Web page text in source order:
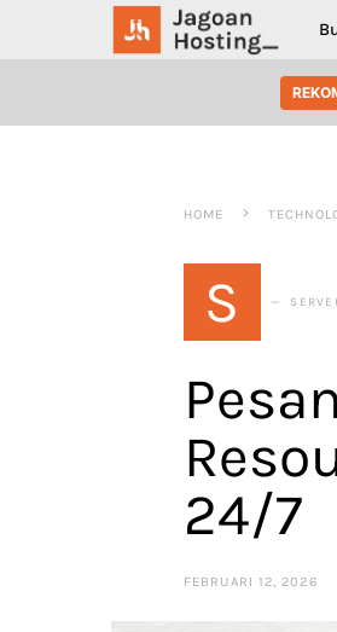
SEARCH FOR:
HOME
S
24/7
FEBRUARI 12, 2026